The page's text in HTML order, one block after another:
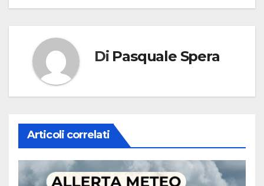
Di Pasquale Spera
Articoli correlati